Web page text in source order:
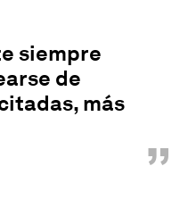
siempre
de
más
”